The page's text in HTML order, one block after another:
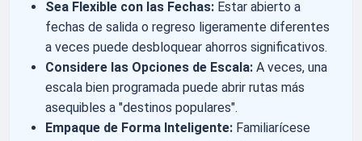
Sea Flexible con las Fechas: Estar abierto a
fechas de salida o regreso ligeramente diferentes
a veces puede desbloquear ahorros significativos.
Considere las Opciones de Escala: A veces, una
escala bien programada puede abrir rutas más
asequibles a "destinos populares".
Empaque de Forma Inteligente: Familiarícese